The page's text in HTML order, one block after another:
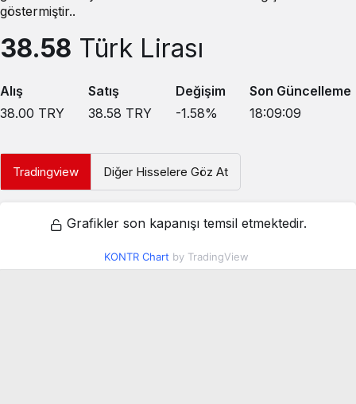
göstermiştir..
38.58 Türk Lirası
Alış
38.00 TRY
Satış
38.58 TRY
Değişim
-1.58%
Son Güncelleme
18:09:09
Tradingview Diğer Hisselere Göz At
Grafikler son kapanışı temsil etmektedir.
KONTR Chart by TradingView